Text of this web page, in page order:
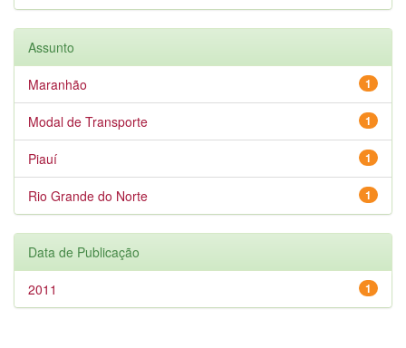
Assunto
1
Maranhão
1
Modal de Transporte
1
Piauí
1
Rio Grande do Norte
Data de Publicação
1
2011